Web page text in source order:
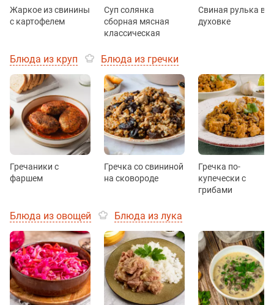
Жаркое из свинины
с картофелем
Суп солянка
сборная мясная
классическая
Свиная рулька в
духовке
Блюда из круп Блюда из гречки
Гречаники с
фаршем
Гречка со свининой
на сковороде
Гречка по-
купечески с
грибами
Блюда из овощей Блюда из лука